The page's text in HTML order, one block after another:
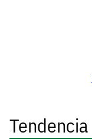
Tendencia